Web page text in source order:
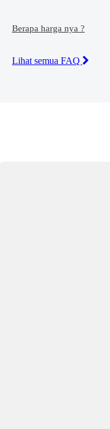
Berapa harga nya ?
Lihat semua FAQ